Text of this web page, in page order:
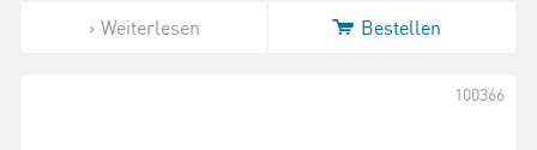
Weiterlesen Bestellen
100366